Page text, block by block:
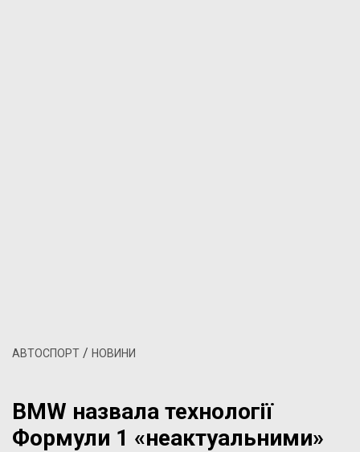
АВТОСПОРТ / НОВИНИ
BMW назвала технології
Формули 1 «неактуальними»